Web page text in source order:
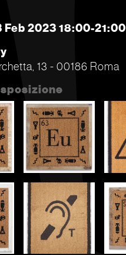
Feb 2023 18:00-21:00
13 - 00186 Roma